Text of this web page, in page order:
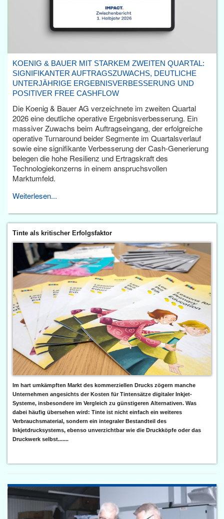
KOENIG & BAUER MIT STARKEM ZWEITEN QUARTAL:
SIGNIFIKANTER AUFTRAGSZUWACHS, DEUTLICHE
UNTERJÄHRIGE ERGEBNISVERBESSERUNG UND
POSITIVER FREE CASHFLOW
Die Koenig & Bauer AG verzeichnete im zweiten Quartal
2026 eine deutliche operative Ergebnisverbesserung. Ein
massiver Zuwachs beim Auftragseingang, der erfolgreiche
operative Turnaround beider Segmente im Quartalsverlauf
sowie eine signifikante Verbesserung der Cash-Generierung
belegen die hohe Resilienz und Ertragskraft des
Technologiekonzerns in einem anspruchsvollen
Marktumfeld.
Weiterlesen...
Tinte als kritischer Erfolgsfaktor
Im hart umkämpften Markt des kommerziellen Drucks zögern manche
Unternehmen angesichts der Kosten für Tintensätze digitaler Inkjet-
Systeme, insbesondere im Vergleich zu günstigeren Alternativen. Was
dabei häufig übersehen wird: Tinte ist nicht einfach ein weiteres
Verbrauchsmaterial, sondern ein integraler Bestandteil des
Inkjetdrucksystems, ebenso unverzichtbar wie die Druckköpfe oder das
Druckwerk selbst.......